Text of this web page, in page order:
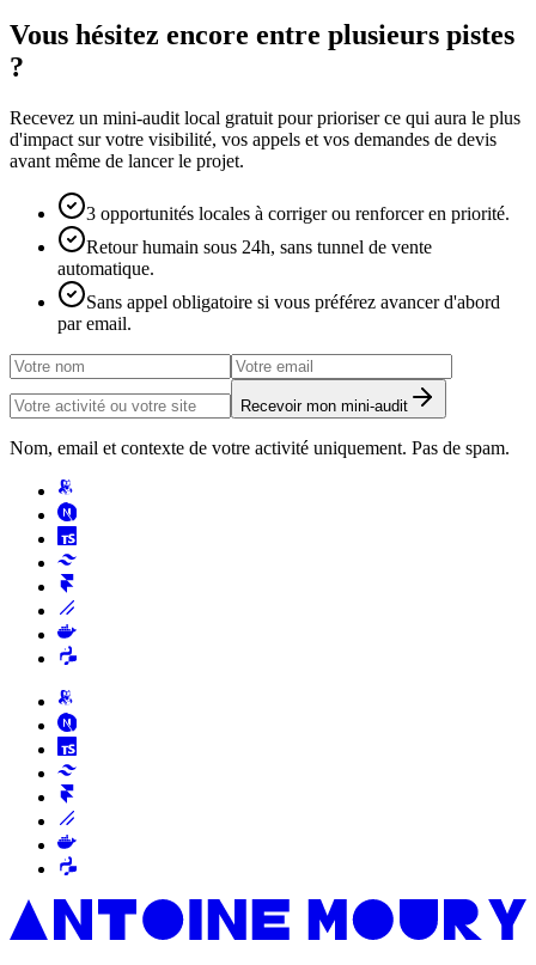
Vous hésitez encore entre plusieurs pistes
?
Recevez un mini-audit local gratuit pour prioriser ce qui aura le plus
d'impact sur votre visibilité, vos appels et vos demandes de devis
avant même de lancer le projet.
3 opportunités locales à corriger ou renforcer en priorité.
Retour humain sous 24h, sans tunnel de vente
automatique.
Sans appel obligatoire si vous préférez avancer d'abord
par email.
Recevoir mon mini-audit
Nom, email et contexte de votre activité uniquement. Pas de spam.